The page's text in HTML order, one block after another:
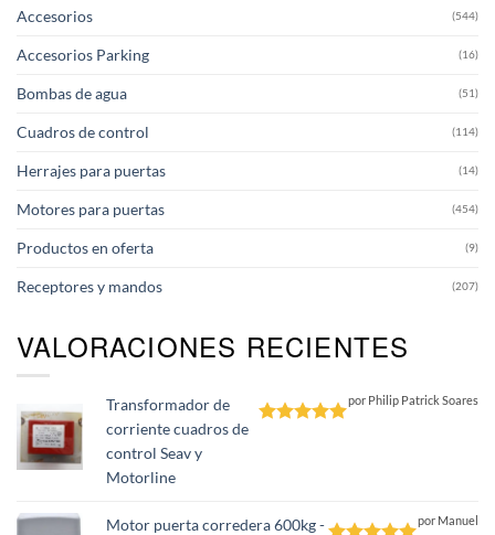
Accesorios (544)
Accesorios Parking (16)
Bombas de agua (51)
Cuadros de control (114)
Herrajes para puertas (14)
Motores para puertas (454)
Productos en oferta (9)
Receptores y mandos (207)
VALORACIONES RECIENTES
Transformador de
corriente cuadros de
control Seav y
Motorline
por Philip Patrick Soares
Motor puerta corredera 600kg -
por Manuel